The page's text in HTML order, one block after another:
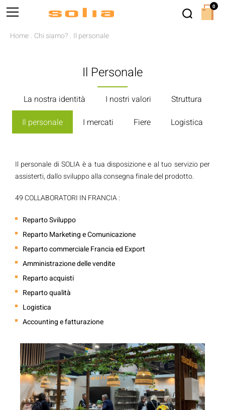
Home Chi siamo? Il personale
Il Personale
La nostra identità I nostri valori
Struttura
Il personale
I mercati Fiere Logistica
Il personale di SOLIA è a tua disposizione e al tuo servizio per
assisterti, dallo sviluppo alla consegna finale del prodotto.
49 COLLABORATORI IN FRANCIA :
Reparto Sviluppo
Reparto Marketing e Comunicazione
Reparto commerciale Francia ed Export
Amministrazione delle vendite
Reparto acquisti
Reparto qualità
Logistica
Accounting e fatturazione
0